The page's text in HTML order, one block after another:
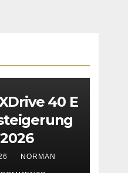
40 E
NORMAN